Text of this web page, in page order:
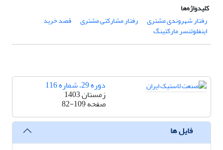
کلیدواژه‌ها
رفتار شهروندی مشتری
رفتار مشارکتی مشتری قصد خرید
اینفلوئنسر مارکتینگ
دوره 29، شماره 116
زمستان 1403
صفحه82-109
فایل ها